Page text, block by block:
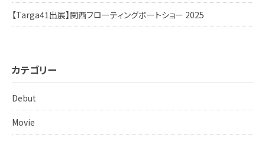
【Targa41出展】関西フローティングボートショー 2025
カテゴリー
Debut
Movie